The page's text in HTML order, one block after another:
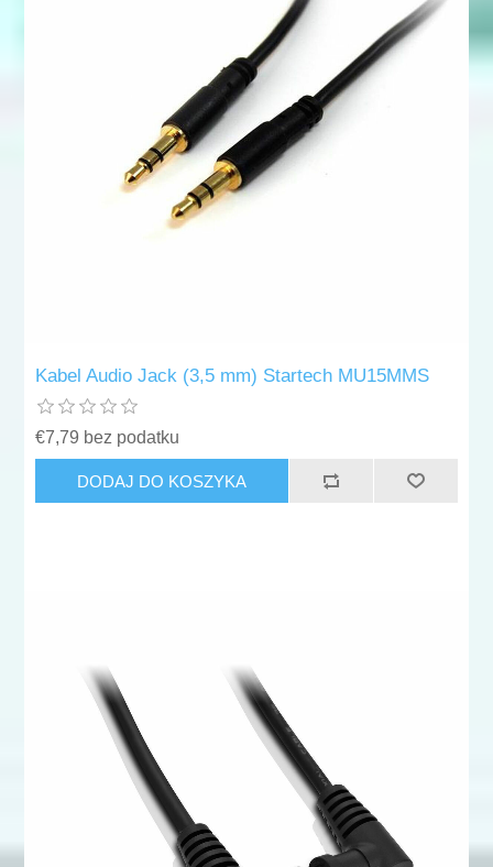
Kabel Audio Jack (3,5 mm) Startech MU15MMS
€7,79 bez podatku
DODAJ DO KOSZYKA